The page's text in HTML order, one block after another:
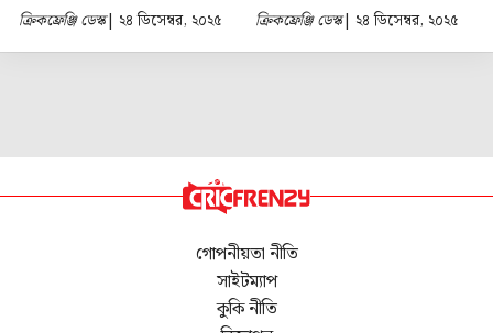
ক্রিকফ্রেঞ্জি ডেস্ক| ২৪ ডিসেম্বর, ২০২৫ ক্রিকফ্রেঞ্জি ডেস্ক| ২৪ ডিসেম্বর, ২০২৫
গোপনীয়তা নীতি
সাইটম্যাপ
কুকি নীতি